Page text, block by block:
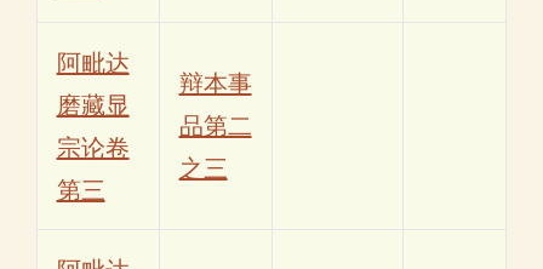
阿毗达
磨藏显
宗论卷
第三
辩本事
品第二
之三